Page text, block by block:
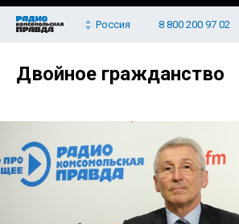
Россия 8 800 200 97 02
Двойное гражданство